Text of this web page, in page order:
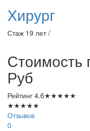
Хирург
Стаж 19 лет /
Стоимость
Руб
Рейтинг 4.6★★★★★
★★★★★
Отзывов
0